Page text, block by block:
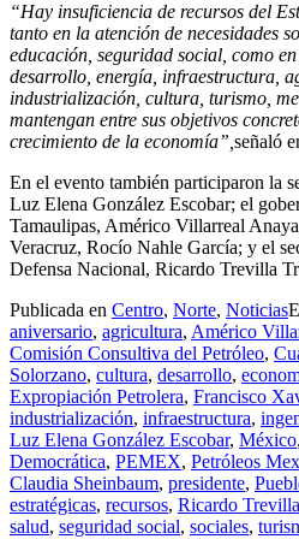
“Hay insuficiencia de recursos del
tanto en la atención de necesidades
educación, seguridad social, como
desarrollo, energía, infraestructura,
industrialización, cultura, turismo,
mantengan entre sus objetivos
crecimiento de la economía”, señaló
En el evento también participaron la
Luz Elena González Escobar; el
Tamaulipas, Américo Villarreal
Veracruz, Rocío Nahle García; y el
Defensa Nacional, Ricardo Trevilla
Publicada en Centro, Norte, Noticias
aniversario, agricultura, Américo
Comisión Consultiva del Petróleo,
Solorzano, cultura, desarrollo,
Expropiación Petrolera, Francisco
industrialización, infraestructura,
Luz Elena González Escobar, México,
Democrática, PEMEX, Petróleos
Claudia Sheinbaum, presidente,
estratégicas, recursos, Ricardo
salud, seguridad social, sociales,